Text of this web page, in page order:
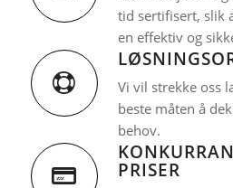
tid sertifisert, slik
en effektiv og
Vi vil strekke oss
beste måten å
behov.
PRISER